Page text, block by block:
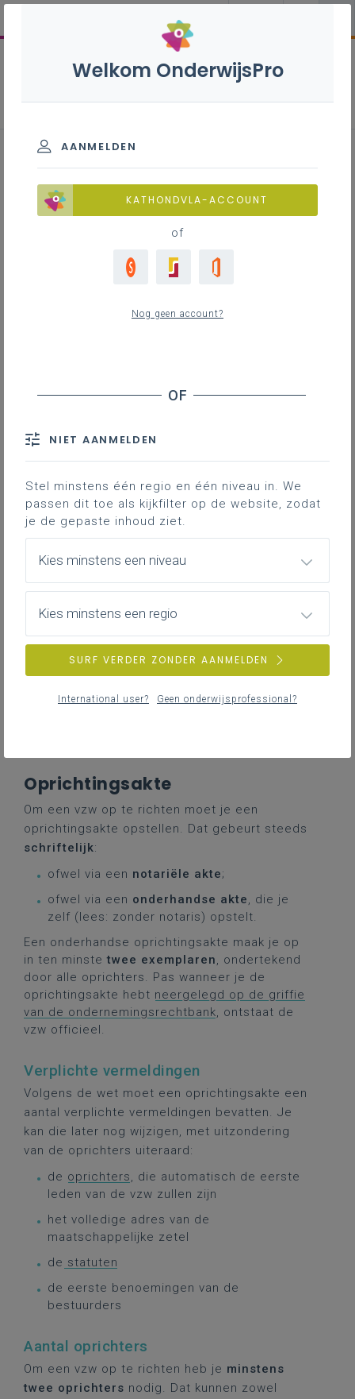
Oprichting van een vzw
Inhoudstafel
Oprichtingsakte
Verplichte vermeldingen
Oprichtingsvergadering
Zodra een gemeenschappelijk
project is gedefinieerd, kunnen de
oprichters een vzw oprichten door
een oprichtingsakte op te
uit een aantal verplichte
onderdelen, waarvan de statuten
het meest belangrijk zijn. De statuten
de vzw tijdens haar bestaan moet
naleven. Statuten geven structuur
aan een vzw en bevatten een
Oprichtingsakte
Om een vzw op te richten moet je een
oprichtingsakte opstellen. Dat gebeurt steeds
schriftelijk:
ofwel via een notariële akte;
ofwel via een onderhandse akte, die je
zelf (lees: zonder notaris) opstelt.
Een onderhandse oprichtingsakte maak je op
in ten minstetwee exemplaren, ondertekend
door alle oprichters. Pas wanneer je de
oprichtingsakte hebt neergelegd op de griffie
van de ondernemingsrechtbank, ontstaat de
vzw officieel.
Verplichte vermeldingen
Volgens de wet moet een oprichtingsakte een
aantal verplichte vermeldingen bevatten. Je
kan die later nog wijzigen, met uitzondering
van de oprichters uiteraard:
de oprichters, die automatisch de eerste
leden van de vzw zullen zijn
het volledige adres van de
maatschappelijke zetel
de statuten
de eerste benoemingen van de
bestuurders
Aantal oprichters
Om een vzw op te richten heb je minstens
twee oprichters nodig. Dat kunnen zowel
Welkom OnderwijsPro
AANMELDEN
KATHONDVLA-ACCOUNT
of
Nog geen account?
NIET AANMELDEN
Stel minstens één regio en één niveau in. We
passen dit toe als kijkfilter op de website, zodat
je de gepaste inhoud ziet.
Kies minstens een niveau
Kies minstens een regio
SURF VERDER ZONDER AANMELDEN
International user? Geen onderwijsprofessional?